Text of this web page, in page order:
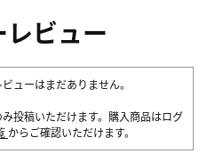
ビュー
ューはまだありません。
投稿いただけます。購入商品はログ
からご確認いただけます。